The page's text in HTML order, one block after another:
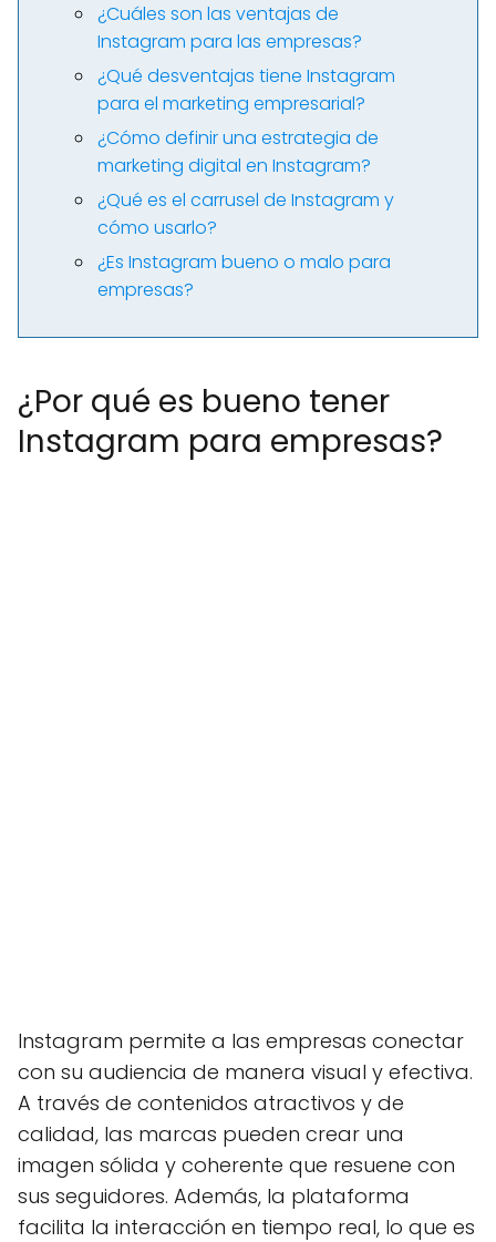
¿Cuáles son las ventajas de
Instagram para las empresas?
¿Qué desventajas tiene Instagram
para el marketing empresarial?
¿Cómo definir una estrategia de
marketing digital en Instagram?
¿Qué es el carrusel de Instagram y
cómo usarlo?
¿Es Instagram bueno o malo para
empresas?
¿Por qué es bueno tener
Instagram para empresas?
Instagram permite a las empresas conectar
con su audiencia de manera visual y efectiva.
A través de contenidos atractivos y de
calidad, las marcas pueden crear una
imagen sólida y coherente que resuene con
sus seguidores. Además, la plataforma
facilita la interacción en tiempo real, lo que es